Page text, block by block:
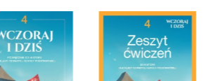
EDYCJA 2026